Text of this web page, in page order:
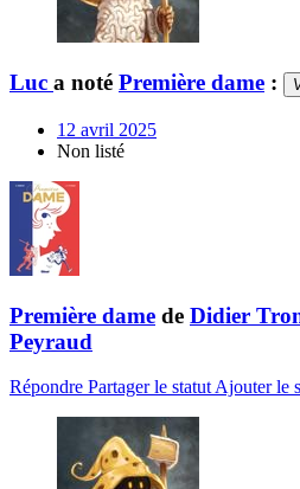
Luc a noté Première dame :
12 avril 2025
Non listé
Première dame de Didier
Peyraud
Répondre Partager le statut Ajouter le